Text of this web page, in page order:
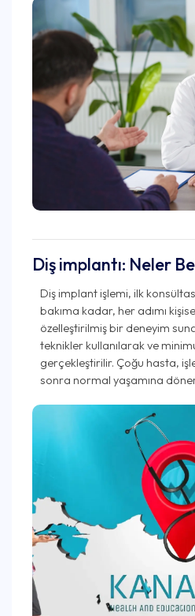
Diş implantı: Neler
Diş implant işlemi, ilk
bakıma kadar, her adımı
özelleştirilmiş bir deneyim
teknikler kullanılarak ve
gerçekleştirilir. Çoğu hasta,
sonra normal yaşamına